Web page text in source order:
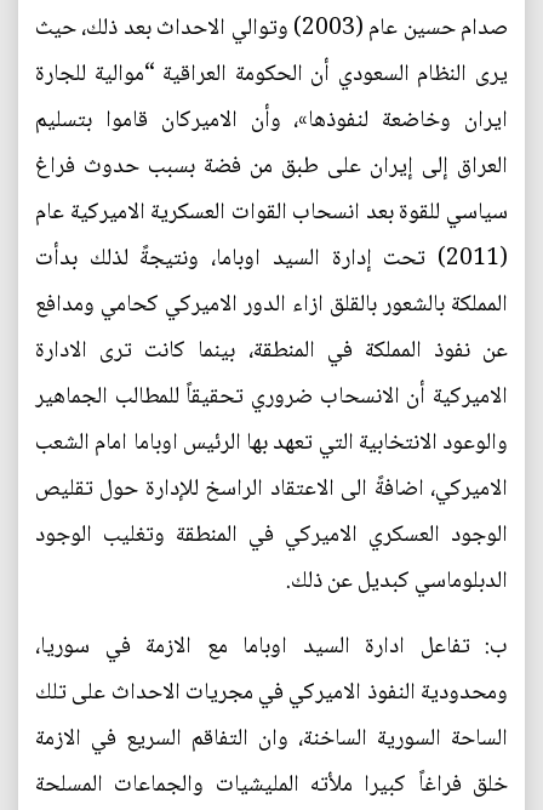
صدام حسين عام (2003) وتوالي الاحداث بعد ذلك، حيث
يرى النظام السعودي أن الحكومة العراقية “موالية للجارة
ايران وخاضعة لنفوذها»، وأن الاميركان قاموا بتسليم
العراق إلى إيران على طبق من فضة بسبب حدوث فراغ
سياسي للقوة بعد انسحاب القوات العسكرية الاميركية عام
(2011) تحت إدارة السيد اوباما، ونتيجةً لذلك بدأت
المملكة بالشعور بالقلق ازاء الدور الاميركي كحامي ومدافع
عن نفوذ المملكة في المنطقة، بينما كانت ترى الادارة
الاميركية أن الانسحاب ضروري تحقيقاً للمطالب الجماهير
والوعود الانتخابية التي تعهد بها الرئيس اوباما امام الشعب
الاميركي، اضافةً الى الاعتقاد الراسخ للإدارة حول تقليص
الوجود العسكري الاميركي في المنطقة وتغليب الوجود
الدبلوماسي كبديل عن ذلك.
ب: تفاعل ادارة السيد اوباما مع الازمة في سوريا،
ومحدودية النفوذ الاميركي في مجريات الاحداث على تلك
الساحة السورية الساخنة، وان التفاقم السريع في الازمة
خلق فراغاً كبيرا ملأته المليشيات والجماعات المسلحة